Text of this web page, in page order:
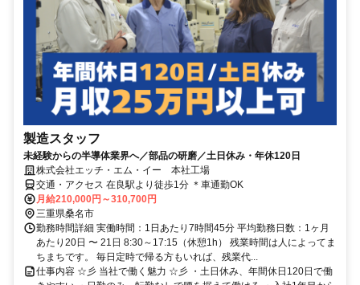
製造スタッフ
未経験からの半導体業界へ／部品の研磨／土日休み・年休120日
株式会社エッチ・エム・イー 本社工場
交通・アクセス 在良駅より徒歩1分 ＊車通勤OK
月給210,000円～310,700円
三重県桑名市
勤務時間詳細 実働時間：1日あたり7時間45分 平均勤務日数：1ヶ月
あたり20日 〜 21日 8:30～17:15（休憩1h） 残業時間は人によってま
ちまちです。 毎日定時で帰る方もいれば、残業代...
仕事内容 ☆彡 当社で働く魅力 ☆彡 ・土日休み、年間休日120日で働